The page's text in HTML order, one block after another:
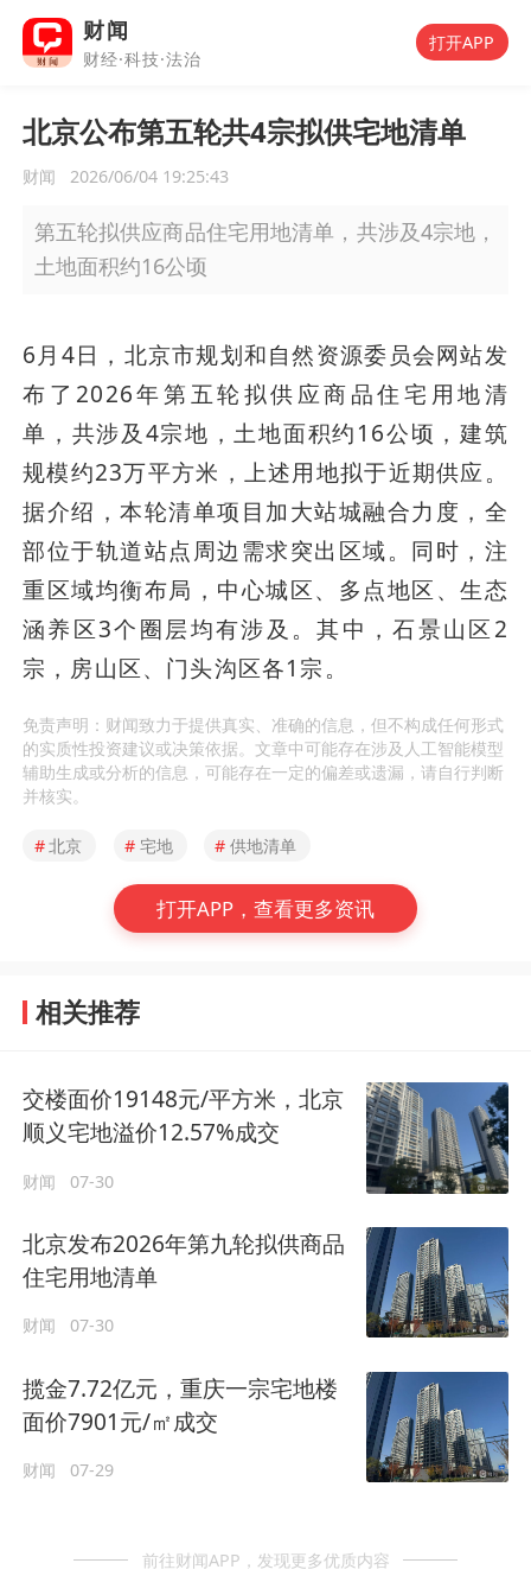
财闻
财经·科技·法治
打开APP
北京公布第五轮共4宗拟供宅地清单
财闻 2026/06/04 19:25:43
第五轮拟供应商品住宅用地清单，共涉及4宗地，
土地面积约16公顷
6月4日，北京市规划和自然资源委员会网站发
布了2026年第五轮拟供应商品住宅用地清
单，共涉及4宗地，土地面积约16公顷，建筑
规模约23万平方米，上述用地拟于近期供应。
据介绍，本轮清单项目加大站城融合力度，全
部位于轨道站点周边需求突出区域。同时，注
重区域均衡布局，中心城区、多点地区、生态
涵养区3个圈层均有涉及。其中，石景山区2
宗，房山区、门头沟区各1宗。
免责声明：财闻致力于提供真实、准确的信息，但不构成任何形式
的实质性投资建议或决策依据。文章中可能存在涉及人工智能模型
辅助生成或分析的信息，可能存在一定的偏差或遗漏，请自行判断
并核实。
#北京 # 宅地 # 供地清单
打开APP，查看更多资讯
相关推荐
交楼面价19148元/平方米，北京
顺义宅地溢价12.57%成交
财闻 07-30
北京发布2026年第九轮拟供商品
住宅用地清单
财闻 07-30
揽金7.72亿元，重庆一宗宅地楼
面价7901元/㎡成交
财闻 07-29
前往财闻APP，发现更多优质内容